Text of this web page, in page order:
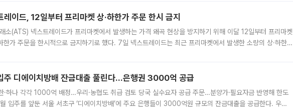
레이드, 12일부터 프리마켓 상·하한가 주문 한시 금지
소(ATS) 넥스트레이드가 프리마켓에서 발생하는 가격 왜곡 현상을 방지하기 위해 이달 12일부터 프리마켓
한가 주문을 한시적으로 금지하기로 했다. 7일 넥스트레이드는 최근 프리마켓에서 발생한 소량의 상·하한
주 디에이치방배 잔금대출 풀린다…은행권 3000억 공급
·하나 각각 1000억 배정…우리·농협도 취급 검토 당국 실수요자 공급 주문…분양가·필요자금 반영해 한도
입주를 앞둔 서울 서초구 ‘디에이치방배’에 주요 은행들이 3000억원 규모의 잔금대출을 공급한다. 우리